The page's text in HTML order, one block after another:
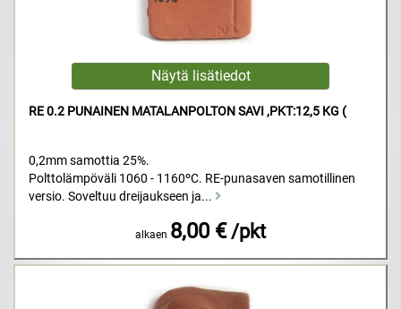
RE 0.2 PUNAINEN MATALANPOLTON SAVI ,PKT:12,5 KG (
0,2mm samottia 25%.
Polttolämpöväli 1060 - 1160ºC. RE-punasaven samotillinen
versio. Soveltuu dreijaukseen ja...
alkaen 8,00 € /pkt